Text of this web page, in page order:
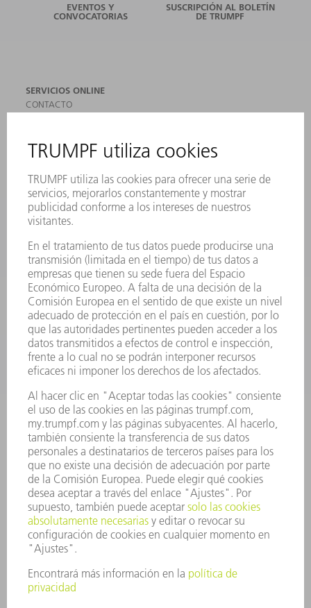
EVENTOS Y
CONVOCATORIAS
SUSCRIPCIÓN AL BOLETÍN
DE TRUMPF
SERVICIOS ONLINE
CONTACTO
REGISTRO PARA EL BOLETÍN INFORMATIVO
MYTRUMPF
FICHAS TÉCNICAS DE SEGURIDAD
PRODUCTOS
MÁQUINAS Y SISTEMAS
LÁSER
HERRAMIENTAS PORTÁTILES
FÁBRICA INTELIGENTE
SOFTWARE
SERVICIOS
APLICACIONES
SECTORES
EMPRESA
CARRERA PROFESIONAL
OFERTAS DE TRABAJO
PERFIL DE LA EMPRESA
INFORME ANUAL
PRINCIPIOS CORPORATIVOS
CUMPLIMIENTO
SISTEMA DE INFORMADORES
SEGURIDAD
COMUNICADOS DE PRENSA
REVISTAS
SOSTENIBILIDAD
MEDIO AMBIENTE Y CLIMA
SOCIEDAD Y EMPRESA
GESTIÓN EMPRESARIAL